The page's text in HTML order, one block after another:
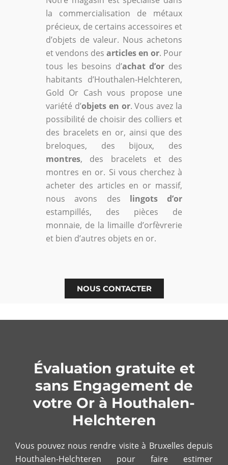
la commercialisation de métaux
précieux, de certains accessoires et
d’objets de valeur. Nous achetons
et vendons des articles en or. Pour
tous les besoins d’achat d’or des
habitants d’Houthalen-Helchteren,
Gold Or Cash vous propose une
variété d’objets en or. Vous avez la
possibilité de choisir des colliers et
des bracelets en or, ainsi que des
breloques, des bijoux, des
montres, des bracelets et des
montres en or. Si vous cherchez à
acheter des articles en or massif,
nous avons des lingots d’or
estampillés, des pièces de
monnaie, de la limaille d’orfèvrerie
et bien d’autres objets en or.
NOUS CONTACTER
Évaluation gratuite et
sans Engagement de
votre Or à Houthalen-
Helchteren
Vous pouvez nous rendre visite à Bruxelles depuis
Houthalen-Helchteren pour faire estimer